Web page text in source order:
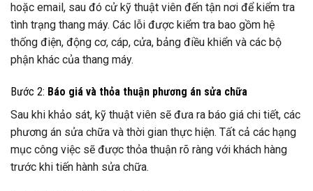
hoặc email, sau đó cử kỹ thuật viên đến tận nơi để kiểm tra
tình trạng thang máy. Các lỗi được kiểm tra bao gồm hệ
thống điện, động cơ, cáp, cửa, bảng điều khiển và các bộ
phận khác của thang máy.
Bước 2: Báo giá và thỏa thuận phương án sửa chữa
Sau khi khảo sát, kỹ thuật viên sẽ đưa ra báo giá chi tiết, các
phương án sửa chữa và thời gian thực hiện. Tất cả các hạng
mục công việc sẽ được thỏa thuận rõ ràng với khách hàng
trước khi tiến hành sửa chữa.